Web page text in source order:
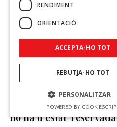
ENTREVISTES
Giovanni Taliana: La
no ha d’estar
RENDIMENT
ORIENTACIÓ
ACCEPTA-HO TOT
REBUTJA-HO TOT
PERSONALITZAR
POWERED BY